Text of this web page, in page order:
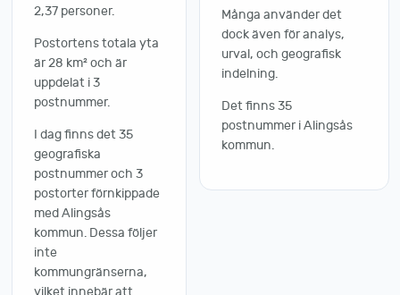
2,37 personer.
Postortens totala yta
är 28 km² och är
uppdelat i 3
postnummer.
I dag finns det 35
geografiska
postnummer och 3
postorter förnkippade
med Alingsås
kommun. Dessa följer
inte
kommungränserna,
vilket innebär att
Många använder det
dock även för analys,
urval, och geografisk
indelning.
Det finns 35
postnummer i Alingsås
kommun.